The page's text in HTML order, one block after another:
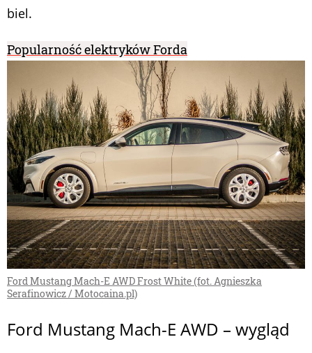
biel.
Popularność elektryków Forda
Ford Mustang Mach-E AWD Frost White (fot. Agnieszka
Serafinowicz / Motocaina.pl)
Ford Mustang Mach-E AWD – wygląd